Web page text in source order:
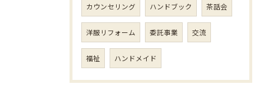
カウンセリング ハンドブック 茶話会
洋服リフォーム 委託事業 交流
福祉 ハンドメイド